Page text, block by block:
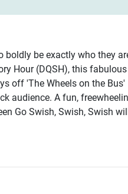
boldly be exactly who they
Hour (DQSH), this fabulous
off 'The Wheels on the Bus'
audience. A fun,
Go Swish, Swish, Swish will